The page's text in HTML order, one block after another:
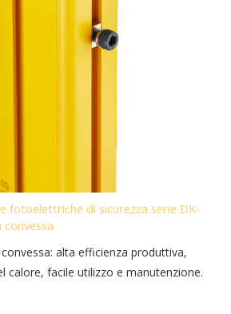
fotoelettriche di sicurezza serie DK-
alta efficienza produttiva,
calore, facile utilizzo e manutenzione.